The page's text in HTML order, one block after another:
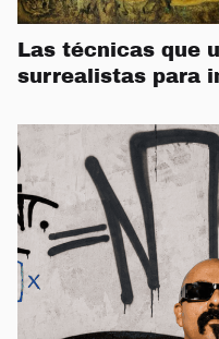
Las técnicas que
surrealistas para